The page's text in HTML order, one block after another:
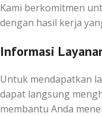
Kami berkomitmen
dengan hasil kerja
Informasi
Untuk mendapatkan
dapat langsung
membantu Anda